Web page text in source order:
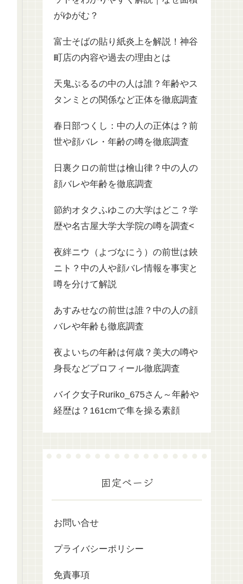
がゆがむ？
富士そばの貼り紙炎上を解説！神谷
町店の内容や過去の理由とは
天鬼ぷるるの中の人は誰？年齢やス
タンミとの関係など正体を徹底調査
春日部つくし：中の人の正体は？前
世や顔バレ・年齢の噂を徹底調査
日裏クロの前世は檜山律？中の人の
顔バレや年齢を徹底調査
節約オタクふゆこの大学はどこ？学
歴や名古屋大学大学院の噂を調査<
夜絆ニウ（よづなにう）の前世は鋏
ニト？中の人や顔バレ情報を事実と
噂を分けて解説
あすみせなの前世は誰？中の人の顔
バレや年齢も徹底調査
夜よいちの年齢は何歳？美大の噂や
身長などプロフィール徹底調査
バイク女子Ruriko_675さん～年齢や
経歴は？161cmで隼を操る素顔
固定ページ
お問い合せ
プライバシーポリシー
免責事項